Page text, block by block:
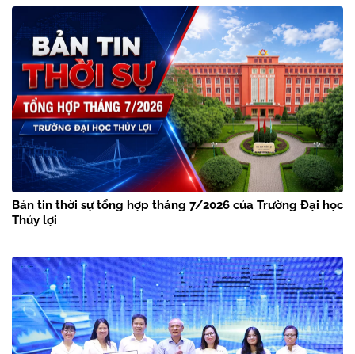
Bản tin thời sự tổng hợp tháng 7/2026 của Trường Đại học
Thủy lợi